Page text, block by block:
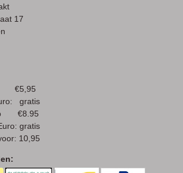
17
€5,95
gratis
€8.95
gratis
10,95